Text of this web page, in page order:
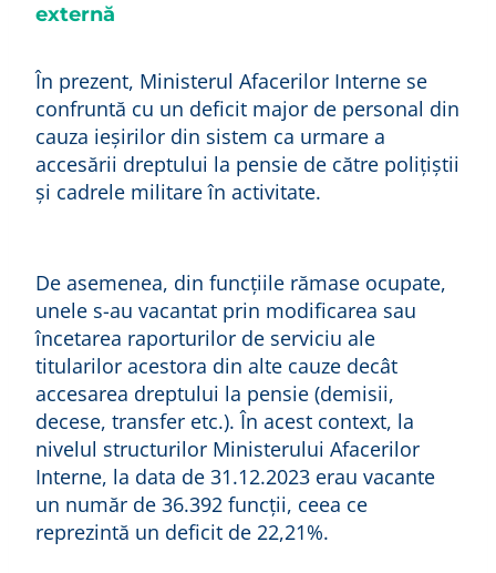
externă
În prezent, Ministerul Afacerilor Interne se
confruntă cu un deficit major de personal din
cauza ieşirilor din sistem ca urmare a
accesării dreptului la pensie de către poliţiştii
şi cadrele militare în activitate.
De asemenea, din funcţiile rămase ocupate,
unele s-au vacantat prin modificarea sau
încetarea raporturilor de serviciu ale
titularilor acestora din alte cauze decât
accesarea dreptului la pensie (demisii,
decese, transfer etc.). În acest context, la
nivelul structurilor Ministerului Afacerilor
Interne, la data de 31.12.2023 erau vacante
un număr de 36.392 funcţii, ceea ce
reprezintă un deficit de 22,21%.